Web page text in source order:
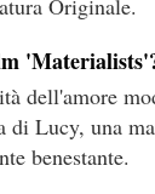
Originale.
dell'amore
di Lucy, una
benestante.